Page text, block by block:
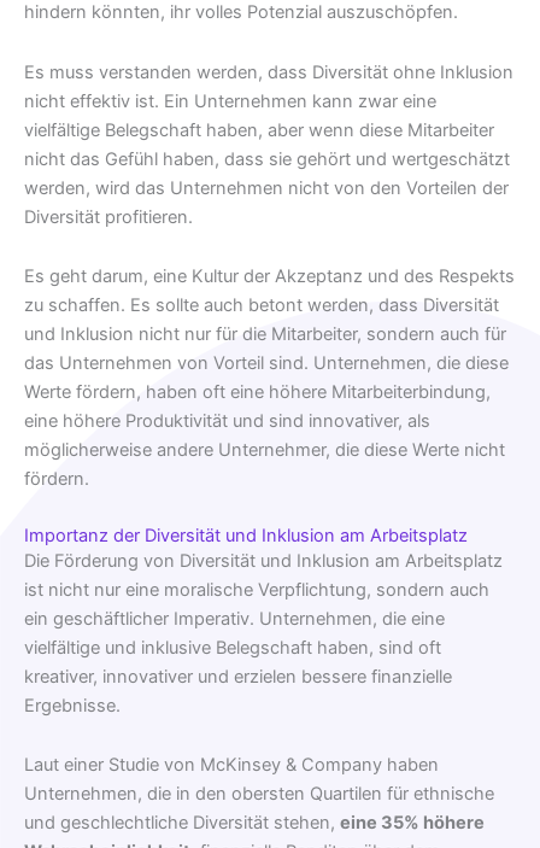
hindern könnten, ihr volles Potenzial auszuschöpfen.
Es muss verstanden werden, dass Diversität ohne Inklusion
nicht effektiv ist. Ein Unternehmen kann zwar eine
vielfältige Belegschaft haben, aber wenn diese Mitarbeiter
nicht das Gefühl haben, dass sie gehört und wertgeschätzt
werden, wird das Unternehmen nicht von den Vorteilen der
Diversität profitieren.
Es geht darum, eine Kultur der Akzeptanz und des Respekts
zu schaffen. Es sollte auch betont werden, dass Diversität
und Inklusion nicht nur für die Mitarbeiter, sondern auch für
das Unternehmen von Vorteil sind. Unternehmen, die diese
Werte fördern, haben oft eine höhere Mitarbeiterbindung,
eine höhere Produktivität und sind innovativer, als
möglicherweise andere Unternehmer, die diese Werte nicht
fördern.
Importanz der Diversität und Inklusion am Arbeitsplatz
Die Förderung von Diversität und Inklusion am Arbeitsplatz
ist nicht nur eine moralische Verpflichtung, sondern auch
ein geschäftlicher Imperativ. Unternehmen, die eine
vielfältige und inklusive Belegschaft haben, sind oft
kreativer, innovativer und erzielen bessere finanzielle
Ergebnisse.
Laut einer Studie von McKinsey & Company haben
Unternehmen, die in den obersten Quartilen für ethnische
und geschlechtliche Diversität stehen, eine 35% höhere